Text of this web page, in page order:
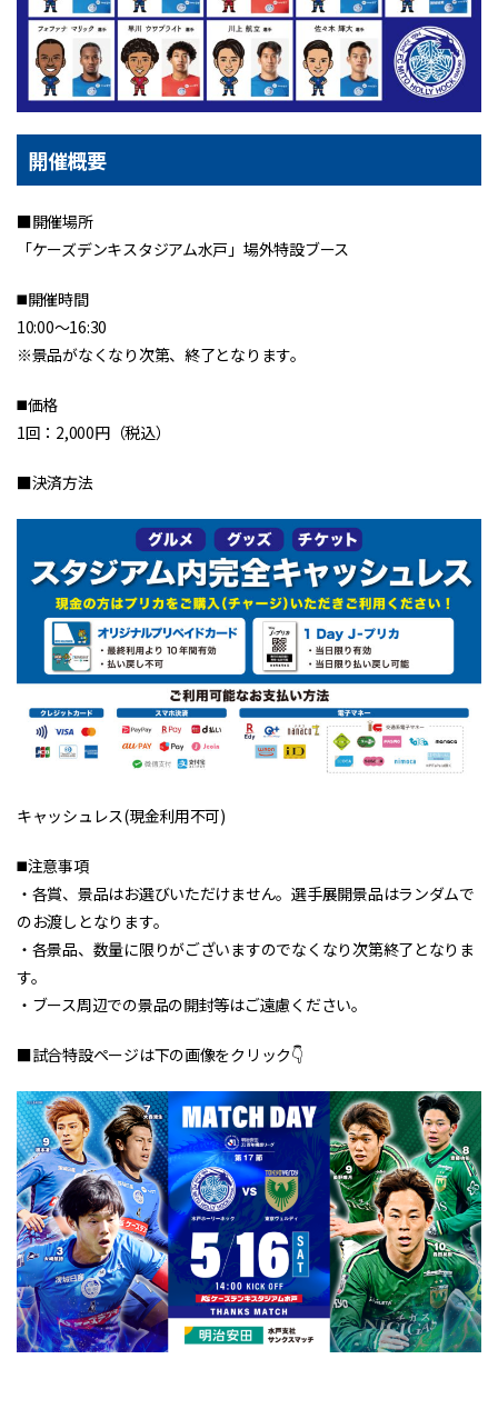
開催概要
■開催場所
「ケーズデンキスタジアム水戸」場外特設ブース
◼️開催時間
10:00～16:30
※景品がなくなり次第、終了となります。
◼️価格
1回：2,000円（税込）
■決済方法
キャッシュレス(現金利用不可)
◼️注意事項
・各賞、景品はお選びいただけません。選手展開景品はランダムで
のお渡しとなります。
・各景品、数量に限りがございますのでなくなり次第終了となりま
す。
・ブース周辺での景品の開封等はご遠慮ください。
■試合特設ページは下の画像をクリック👇